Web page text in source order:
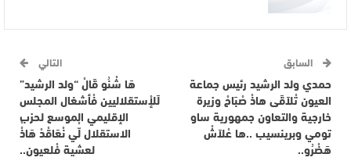
السابق
حمدي ولد الرشيد رئيس جماعة
العيون تْلاَقَى هاذْ صْبَاحْ وزيرة
خارجية والتعاون جمهورية ساو
تومي وبرينسيب ..ها عْلاَشْ
هَضْرُو..
التالي
هَا شْنُو قَالْ “ولد الرشيد”
لَلإْستقلاليين فْأشغال المجلس
الإقليمي الموسع لحزب
الاستقلال لّْي نْعَاقْدْ هَاذْْ
لعشية فْلعيون..